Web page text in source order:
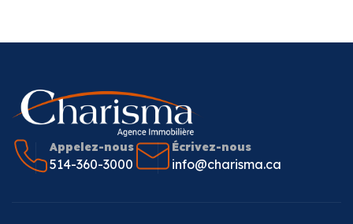
Appelez-nous
514-360-3000
Écrivez-nous
info@charisma.ca